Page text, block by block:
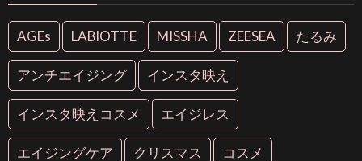
AGEs LABIOTTE MISSHA ZEESEA たるみ
アンチエイジング インスタ映え
インスタ映えコスメ エイジレス
エイジングケア クリスマス コスメ